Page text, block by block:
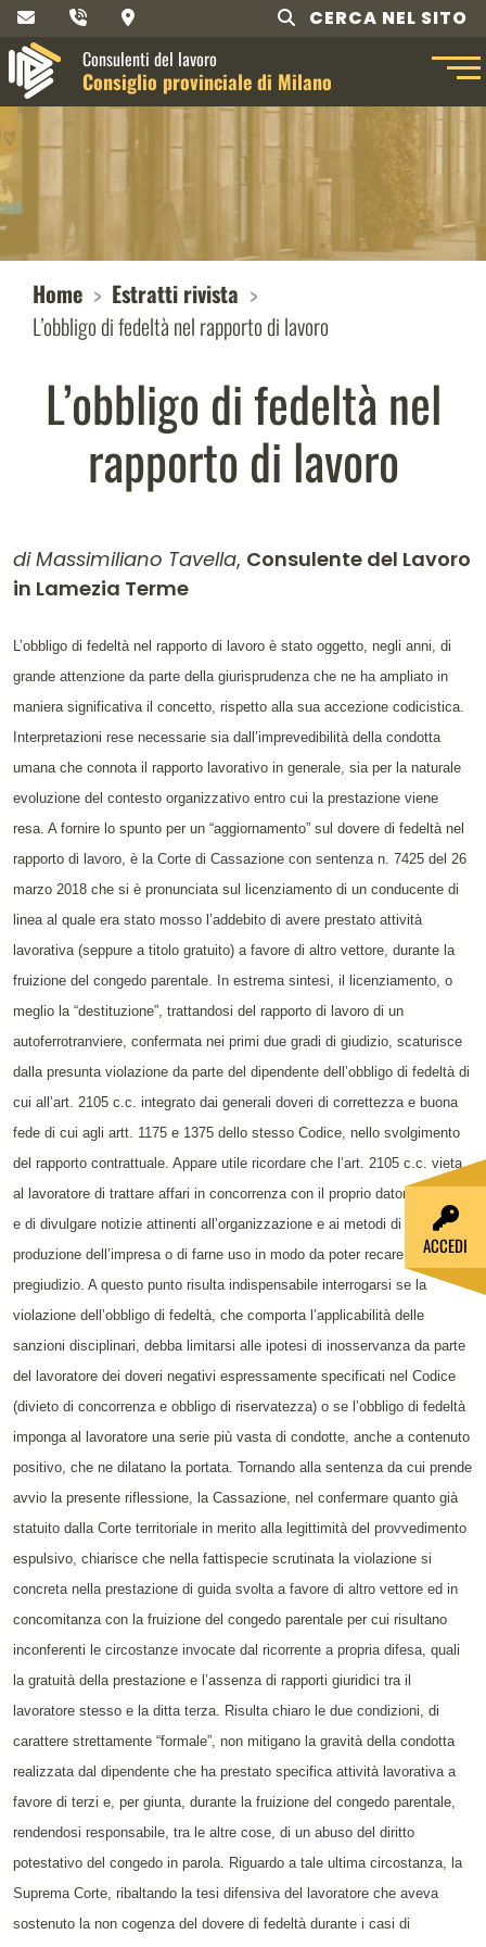
CERCA NEL SITO
Consulenti del lavoro
Consiglio provinciale di Milano
Home
Estratti rivista
L’obbligo di fedeltà nel rapporto di lavoro
L’obbligo di fedeltà nel
rapporto di lavoro
di Massimiliano Tavella, Consulente del Lavoro
in Lamezia Terme
Contenuto dell'articolo
L’obbligo di fedeltà nel rapporto di lavoro è stato oggetto, negli anni, di
grande attenzione da parte della giurisprudenza che ne ha ampliato in
maniera significativa il concetto, rispetto alla sua accezione codicistica.
Interpretazioni rese necessarie sia dall’imprevedibilità della condotta
umana che connota il rapporto lavorativo in generale, sia per la naturale
evoluzione del contesto organizzativo entro cui la prestazione viene
resa. A fornire lo spunto per un “aggiornamento” sul dovere di fedeltà nel
rapporto di lavoro, è la Corte di Cassazione con sentenza n. 7425 del 26
marzo 2018 che si è pronunciata sul licenziamento di un conducente di
linea al quale era stato mosso l’addebito di avere prestato attività
lavorativa (seppure a titolo gratuito) a favore di altro vettore, durante la
fruizione del congedo parentale. In estrema sintesi, il licenziamento, o
meglio la “destituzione”, trattandosi del rapporto di lavoro di un
autoferrotranviere, confermata nei primi due gradi di giudizio, scaturisce
dalla presunta violazione da parte del dipendente dell’obbligo di fedeltà di
cui all’art. 2105 c.c. integrato dai generali doveri di correttezza e buona
fede di cui agli artt. 1175 e 1375 dello stesso Codice, nello svolgimento
del rapporto contrattuale. Appare utile ricordare che l’art. 2105 c.c. vieta
al lavoratore di trattare affari in concorrenza con il proprio datore di lavoro
e di divulgare notizie attinenti all’organizzazione e ai metodi di
produzione dell’impresa o di farne uso in modo da poter recare ad essa
pregiudizio. A questo punto risulta indispensabile interrogarsi se la
violazione dell’obbligo di fedeltà, che comporta l’applicabilità delle
sanzioni disciplinari, debba limitarsi alle ipotesi di inosservanza da parte
del lavoratore dei doveri negativi espressamente specificati nel Codice
(divieto di concorrenza e obbligo di riservatezza) o se l’obbligo di fedeltà
imponga al lavoratore una serie più vasta di condotte, anche a contenuto
positivo, che ne dilatano la portata. Tornando alla sentenza da cui prende
avvio la presente riflessione, la Cassazione, nel confermare quanto già
statuito dalla Corte territoriale in merito alla legittimità del provvedimento
espulsivo, chiarisce che nella fattispecie scrutinata la violazione si
concreta nella prestazione di guida svolta a favore di altro vettore ed in
concomitanza con la fruizione del congedo parentale per cui risultano
inconferenti le circostanze invocate dal ricorrente a propria difesa, quali
la gratuità della prestazione e l’assenza di rapporti giuridici tra il
lavoratore stesso e la ditta terza. Risulta chiaro le due condizioni, di
carattere strettamente “formale”, non mitigano la gravità della condotta
realizzata dal dipendente che ha prestato specifica attività lavorativa a
favore di terzi e, per giunta, durante la fruizione del congedo parentale,
rendendosi responsabile, tra le altre cose, di un abuso del diritto
potestativo del congedo in parola. Riguardo a tale ultima circostanza, la
Suprema Corte, ribaltando la tesi difensiva del lavoratore che aveva
sostenuto la non cogenza del dovere di fedeltà durante i casi di
ACCEDI